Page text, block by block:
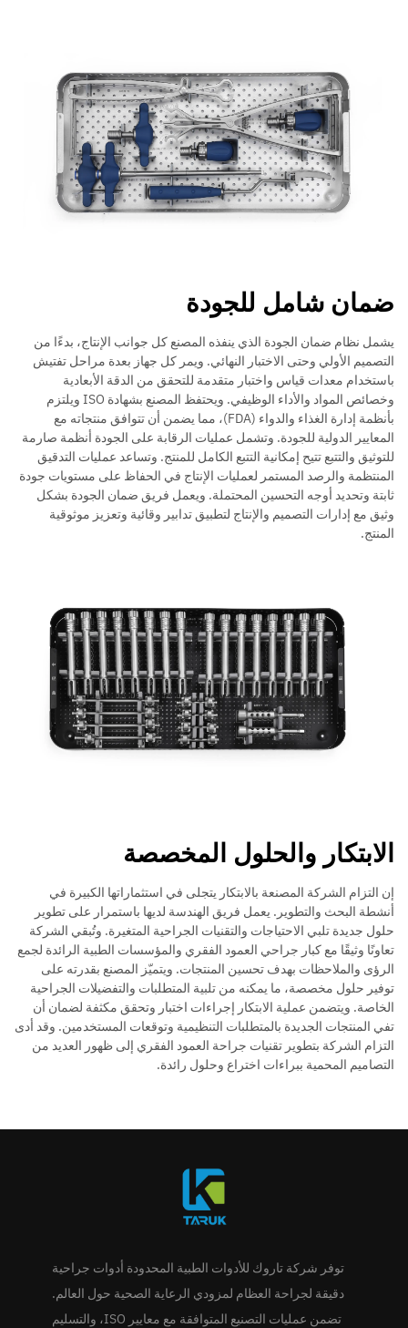
ضمان شامل للجودة
يشمل نظام ضمان الجودة الذي ينفذه المصنع كل جوانب الإنتاج، بدءًا من
التصميم الأولي وحتى الاختبار النهائي. ويمر كل جهاز بعدة مراحل تفتيش
باستخدام معدات قياس واختبار متقدمة للتحقق من الدقة الأبعادية
وخصائص المواد والأداء الوظيفي. ويحتفظ المصنع بشهادة ISO ويلتزم
بأنظمة إدارة الغذاء والدواء (FDA)، مما يضمن أن تتوافق منتجاته مع
المعايير الدولية للجودة. وتشمل عمليات الرقابة على الجودة أنظمة صارمة
للتوثيق والتتبع تتيح إمكانية التتبع الكامل للمنتج. وتساعد عمليات التدقيق
المنتظمة والرصد المستمر لعمليات الإنتاج في الحفاظ على مستويات جودة
ثابتة وتحديد أوجه التحسين المحتملة. ويعمل فريق ضمان الجودة بشكل
وثيق مع إدارات التصميم والإنتاج لتطبيق تدابير وقائية وتعزيز موثوقية
المنتج.
الابتكار والحلول المخصصة
إن التزام الشركة المصنعة بالابتكار يتجلى في استثماراتها الكبيرة في
أنشطة البحث والتطوير. يعمل فريق الهندسة لديها باستمرار على تطوير
حلول جديدة تلبي الاحتياجات والتقنيات الجراحية المتغيرة. وتُبقي الشركة
تعاونًا وثيقًا مع كبار جراحي العمود الفقري والمؤسسات الطبية الرائدة لجمع
الرؤى والملاحظات بهدف تحسين المنتجات. ويتميّز المصنع بقدرته على
توفير حلول مخصصة، ما يمكنه من تلبية المتطلبات والتفضيلات الجراحية
الخاصة. ويتضمن عملية الابتكار إجراءات اختبار وتحقق مكثفة لضمان أن
تفي المنتجات الجديدة بالمتطلبات التنظيمية وتوقعات المستخدمين. وقد أدى
التزام الشركة بتطوير تقنيات جراحة العمود الفقري إلى ظهور العديد من
التصاميم المحمية ببراءات اختراع وحلول رائدة.
توفر شركة تاروك للأدوات الطبية المحدودة أدوات جراحية
دقيقة لجراحة العظام لمزودي الرعاية الصحية حول العالم.
تضمن عمليات التصنيع المتوافقة مع معايير ISO، والتسليم